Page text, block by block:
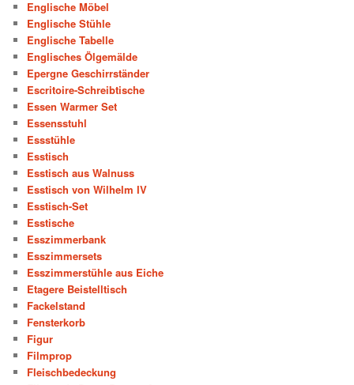
Englische Möbel
Englische Stühle
Englische Tabelle
Englisches Ölgemälde
Epergne Geschirrständer
Escritoire-Schreibtische
Essen Warmer Set
Essensstuhl
Essstühle
Esstisch
Esstisch aus Walnuss
Esstisch von Wilhelm IV
Esstisch-Set
Esstische
Esszimmerbank
Esszimmersets
Esszimmerstühle aus Eiche
Etagere Beistelltisch
Fackelstand
Fensterkorb
Figur
Filmprop
Fleischbedeckung